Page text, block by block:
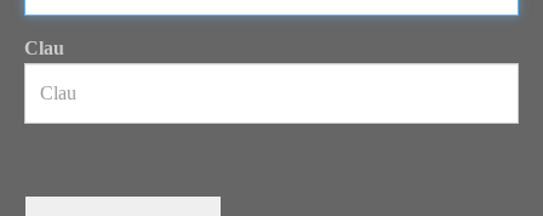
Clau